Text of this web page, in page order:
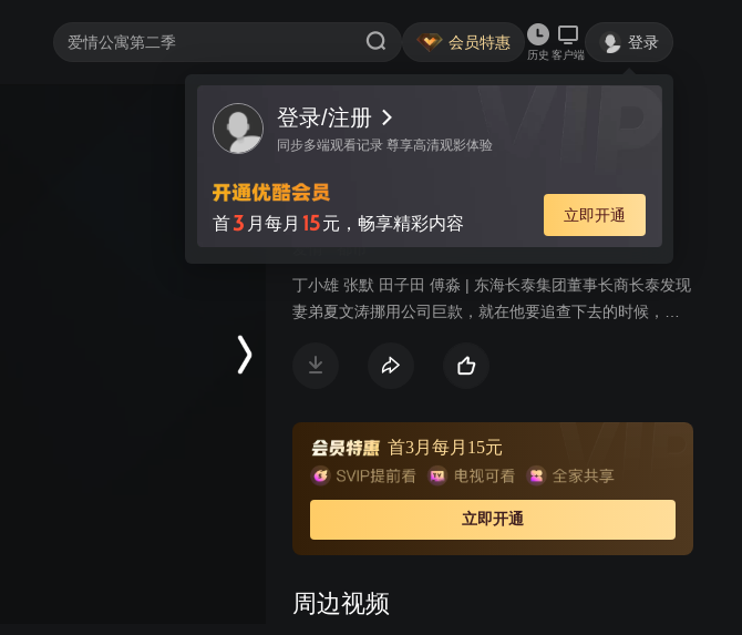
会员特惠
历史 客户端
登录
登录/注册
同步多端观看记录 尊享高清观影体验
首3 月每月 15元，畅享精彩内容 立即开通
视频 讨论
我的傻老婆
丁小雄 张默 田子田 傅淼 | 东海长泰集团董事长商长泰发现
妻弟夏文涛挪用公司巨款，就在他要追查下去的时候，被
因有疑，想要追查时也被设计突发车祸，重伤导致昏迷。
长泰集团。夏文涛的女儿夏荷不知道父亲阴谋，出于姐妹
情深决意放弃出国留学的机会一心要找回商小渔，夏文涛
怕商小渔回来后威胁自己的地位表面支持夏荷，暗地里却
在破坏。一年后，曾经身受重伤的自由搏击运动员秦子威
身体康复报名参加了电视擂台赛的选拔，想要重新开始打
首3月每月15元
立即开通
周边视频